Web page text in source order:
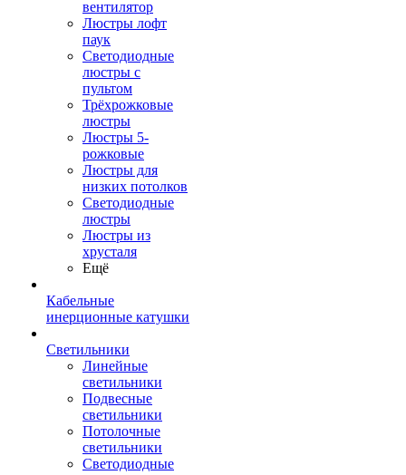
вентилятор
Люстры лофт
паук
Светодиодные
люстры с
пультом
Трёхрожковые
люстры
Люстры 5-
рожковые
Люстры для
низких потолков
Cветодиодные
люстры
Люстры из
хрусталя
Ещё
Кабельные
инерционные катушки
Светильники
Линейные
светильники
Подвесные
светильники
Потолочные
светильники
Светодиодные